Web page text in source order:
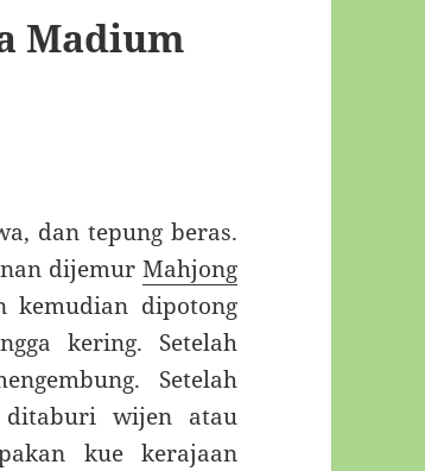
Madium
dan tepung beras.
dijemur Mahjong
kemudian dipotong
kering. Setelah
Setelah
wijen atau
kue kerajaan